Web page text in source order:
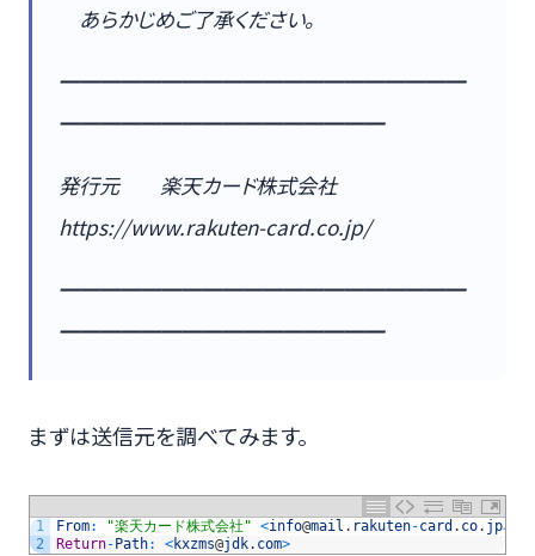
あらかじめご了承ください。
━━━━━━━━━━━━━━━━━━━━
━━━━━━━━━━━━━━━━
発行元 楽天カード株式会社
https://www.rakuten-card.co.jp/
━━━━━━━━━━━━━━━━━━━━
━━━━━━━━━━━━━━━━
まずは送信元を調べてみます。
1
2
From: "楽天カード株式会社" <info@mail . rakuten-card . co. jp>
Return- Path: <kxzms@jdk. com>